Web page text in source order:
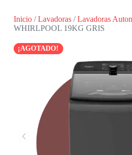
Inicio/Lavadoras/Lavadoras
WHIRLPOOL 19KG GRIS
¡AGOTADO!